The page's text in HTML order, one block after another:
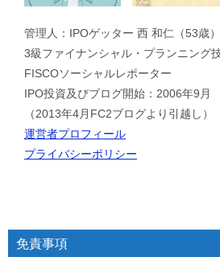
管理人：IPOゲッター 西 和仁（53歳）
3級ファイナンシャル・プランニング
FISCOソーシャルレポーター
IPO投資及びブログ開始：2006年9月
（2013年4月FC2ブログより引越し）
運営者プロフィール
プライバシーポリシー
免責事項